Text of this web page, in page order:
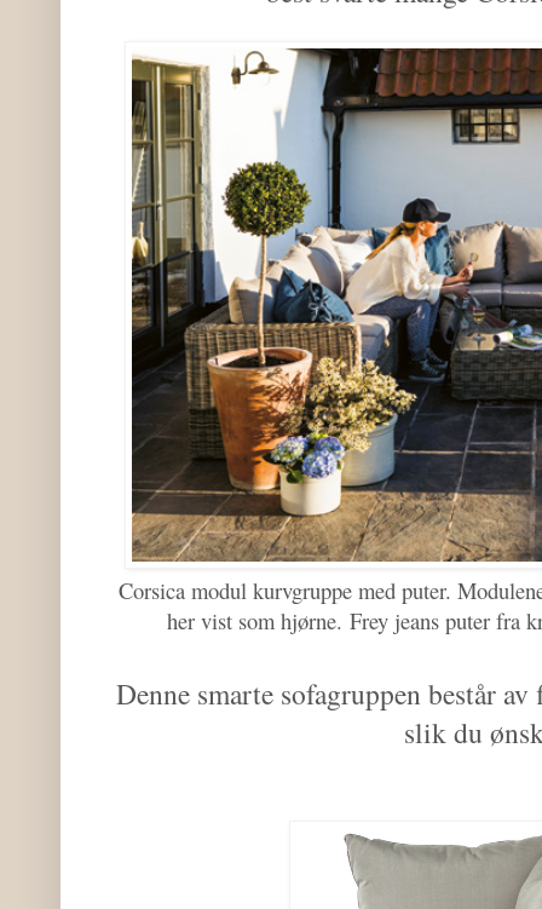
Corsica modul kurvgruppe med puter.
her vist som hjørne.Frey jeans puter fra
Denne smarte sofagruppen består
slik du